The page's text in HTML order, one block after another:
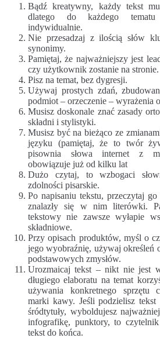
Bądź kreatywny, każdy tekst
dlatego do każdego
indywidualnie.
Nie przesadzaj z ilością słów
synonimy.
Pamiętaj, że najważniejszy jest
czy użytkownik zostanie na stronie.
Pisz na temat, bez dygresji.
Używaj prostych zdań,
podmiot – orzeczenie – wyrażenia
Musisz doskonale znać zasady
składni i stylistyki.
Musisz być na bieżąco ze
języku (pamiętaj, że to twór
pisownia słowa internet z
obowiązuje już od kilku lat
Dużo czytaj, to wzbogaci
zdolności pisarskie.
Po napisaniu tekstu, przeczytaj
znalazły się w nim literówki.
tekstowy nie zawsze wyłapie
składniowe.
Przy opisach produktów, myśl o
jego wyobraźnię, używaj określeń
podstawowych zmysłów.
Urozmaicaj tekst – nikt nie jest
długiego elaboratu na temat
używania konkretnego sprzętu
marki kawy. Jeśli podzielisz tekst
śródtytuły, wyboldujesz
infografikę, punktory, to
tekst do końca.